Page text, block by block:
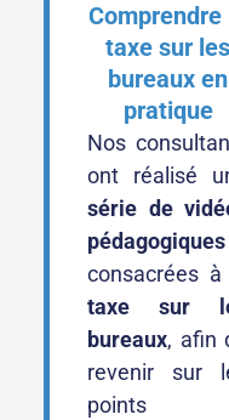
Comprendre
taxe sur les
bureaux en
pratique
Nos
ont réalisé
série de
pédagogiques
consacrées à
taxe sur
bureaux, afin
revenir sur
points